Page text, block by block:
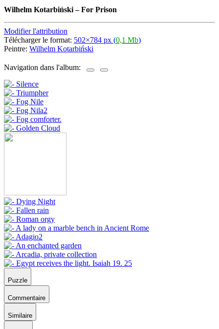
Wilhelm Kotarbiński–For Prison
Modifier l'attribution
Télécharger le format: 502×784 px (0,1 Mb)
Peintre: Wilhelm Kotarbiński
Navigation dans l'album:
Puzzle
Commentaire
Similaire